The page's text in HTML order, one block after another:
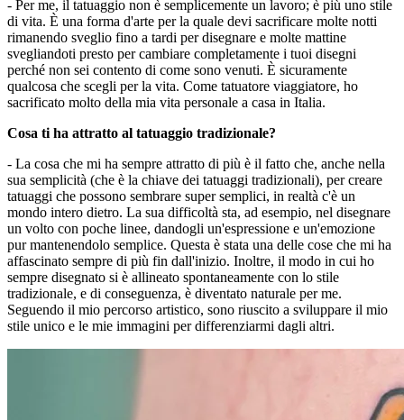
- Per me, il tatuaggio non è semplicemente un lavoro; è più uno stile
di vita. È una forma d'arte per la quale devi sacrificare molte notti
rimanendo sveglio fino a tardi per disegnare e molte mattine
svegliandoti presto per cambiare completamente i tuoi disegni
perché non sei contento di come sono venuti. È sicuramente
qualcosa che scegli per la vita. Come tatuatore viaggiatore, ho
sacrificato molto della mia vita personale a casa in Italia.
Cosa ti ha attratto al tatuaggio tradizionale?
- La cosa che mi ha sempre attratto di più è il fatto che, anche nella
sua semplicità (che è la chiave dei tatuaggi tradizionali), per creare
tatuaggi che possono sembrare super semplici, in realtà c'è un
mondo intero dietro. La sua difficoltà sta, ad esempio, nel disegnare
un volto con poche linee, dandogli un'espressione e un'emozione
pur mantenendolo semplice. Questa è stata una delle cose che mi ha
affascinato sempre di più fin dall'inizio. Inoltre, il modo in cui ho
sempre disegnato si è allineato spontaneamente con lo stile
tradizionale, e di conseguenza, è diventato naturale per me.
Seguendo il mio percorso artistico, sono riuscito a sviluppare il mio
stile unico e le mie immagini per differenziarmi dagli altri.